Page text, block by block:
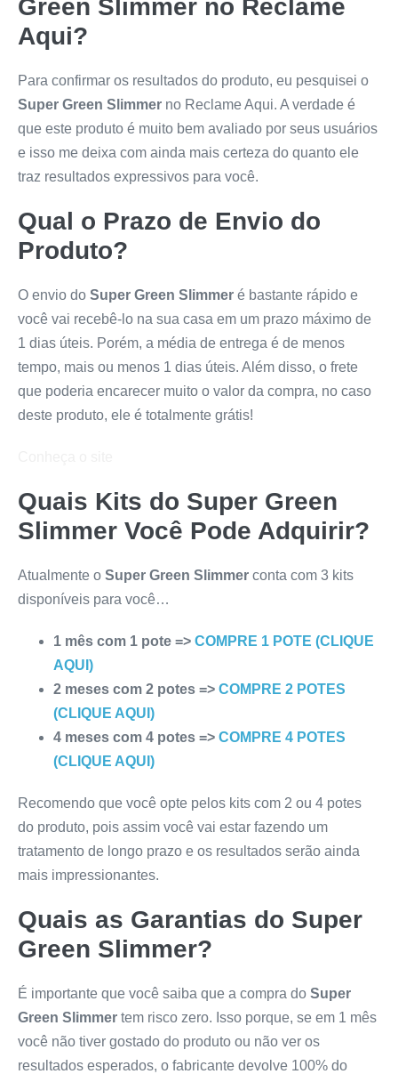
Green Slimmer no Reclame
Aqui?
Para confirmar os resultados do produto, eu pesquisei o
Super Green Slimmer no Reclame Aqui. A verdade é
que este produto é muito bem avaliado por seus usuários
e isso me deixa com ainda mais certeza do quanto ele
traz resultados expressivos para você.
Qual o Prazo de Envio do
Produto?
O envio do Super Green Slimmer é bastante rápido e
você vai recebê-lo na sua casa em um prazo máximo de
1 dias úteis. Porém, a média de entrega é de menos
tempo, mais ou menos 1 dias úteis. Além disso, o frete
que poderia encarecer muito o valor da compra, no caso
deste produto, ele é totalmente grátis!
Quais Kits do Super Green
Slimmer Você Pode Adquirir?
Atualmente o Super Green Slimmer conta com 3 kits
disponíveis para você…
1 mês com 1 pote => COMPRE 1 POTE (CLIQUE
AQUI)
2 meses com 2 potes => COMPRE 2 POTES
(CLIQUE AQUI)
4 meses com 4 potes => COMPRE 4 POTES
(CLIQUE AQUI)
Recomendo que você opte pelos kits com 2 ou 4 potes
do produto, pois assim você vai estar fazendo um
tratamento de longo prazo e os resultados serão ainda
mais impressionantes.
Quais as Garantias do Super
Green Slimmer?
É importante que você saiba que a compra do Super
Green Slimmer tem risco zero. Isso porque, se em 1 mês
você não tiver gostado do produto ou não ver os
resultados esperados, o fabricante devolve 100% do